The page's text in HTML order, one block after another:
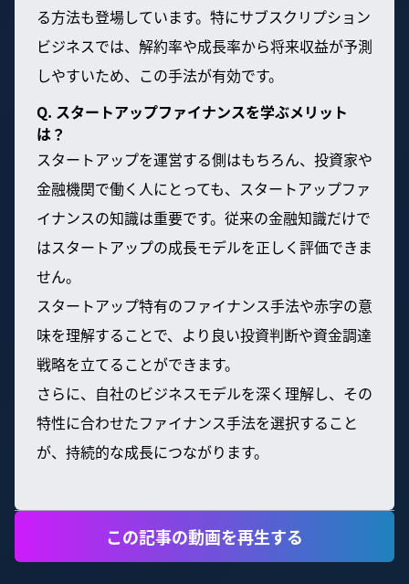
る方法も登場しています。特にサブスクリプション
ビジネスでは、解約率や成長率から将来収益が予測
しやすいため、この手法が有効です。
Q. スタートアップファイナンスを学ぶメリット
は？
スタートアップを運営する側はもちろん、投資家や
金融機関で働く人にとっても、スタートアップファ
イナンスの知識は重要です。従来の金融知識だけで
はスタートアップの成長モデルを正しく評価できま
せん。
スタートアップ特有のファイナンス手法や赤字の意
味を理解することで、より良い投資判断や資金調達
戦略を立てることができます。
さらに、自社のビジネスモデルを深く理解し、その
特性に合わせたファイナンス手法を選択すること
が、持続的な成長につながります。
この記事の動画を再生する